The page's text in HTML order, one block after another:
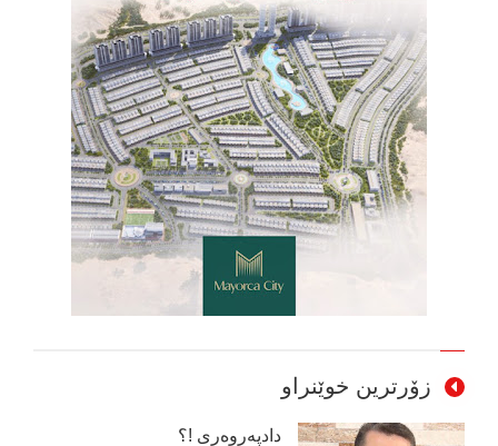
زۆرترین خوێنراو
دادپەروەری !؟